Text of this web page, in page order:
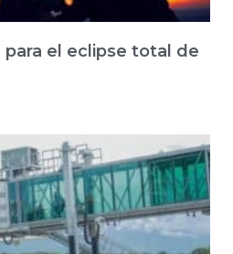
para el eclipse total de